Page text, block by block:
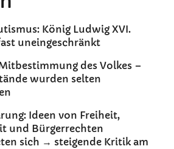
König Ludwig XVI.
uneingeschränkt
des Volkes –
wurden selten
Ideen von Freiheit,
und Bürgerrechten
sich → steigende Kritik am